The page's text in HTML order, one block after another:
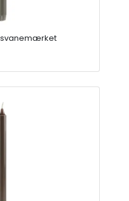
svanemærket